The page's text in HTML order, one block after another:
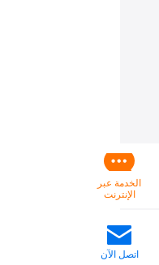
الخدمة عبر
الإنترنت
اتصل الآن